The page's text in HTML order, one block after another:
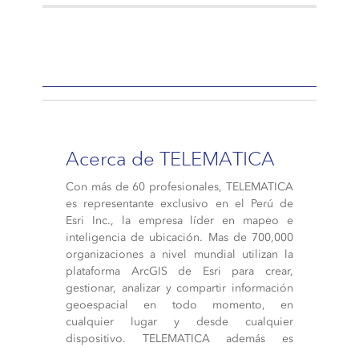
Acerca de TELEMATICA
Con más de 60 profesionales, TELEMATICA
es representante exclusivo en el Perú de
Esri Inc., la empresa líder en mapeo e
inteligencia de ubicación. Mas de 700,000
organizaciones a nivel mundial utilizan la
plataforma ArcGIS de Esri para crear,
gestionar, analizar y compartir información
geoespacial en todo momento, en
cualquier lugar y desde cualquier
dispositivo. TELEMATICA además es